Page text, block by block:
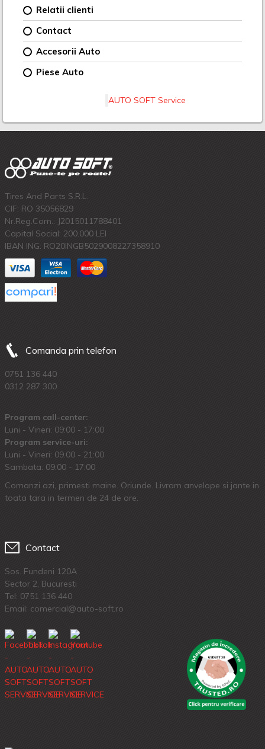
Relatii clienti
Contact
Accesorii Auto
Piese Auto
AUTO SOFT Service
Tires And Parts S.R.L.
CIF: RO 35056829
Nr.Reg.Com.: J2015011788401
Capital Social: 200.000 LEI
IBAN ING: RO20INGB5029008227358910
Comanda prin telefon
0751 136 440
0312 287 300
Program call-center:
Luni - Vineri: 09:00 - 17:00
Program service-uri:
Luni - Vineri: 09.00 - 21:00
Sambata: 09:00 - 17:00
Comanzi azi, primesti maine. Oriunde. Livram anvelope si jante in
toata tara in termen de 24 de ore.
Contact
Sos. Fundeni 120A
Sector 2, Bucuresti
Tel: 0751 136 440
Email: comercial@auto-soft.ro